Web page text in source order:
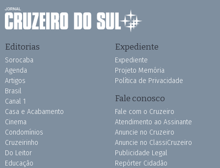
Editorias
Sorocaba
Agenda
Artigos
Brasil
Canal 1
Casa e Acabamento
Cinema
Condomínios
Cruzeirinho
Do Leitor
Educação
Expediente
Expediente
Projeto Memória
Política de Privacidade
Fale conosco
Fale com o Cruzeiro
Atendimento ao Assinante
Anuncie no Cruzeiro
Anuncie no ClassiCruzeiro
Publicidade Legal
Repórter Cidadão